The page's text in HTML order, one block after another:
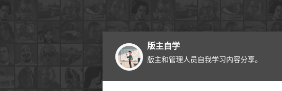
版主自学
版主和管理人员自我学习内容分享。